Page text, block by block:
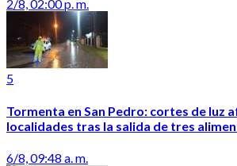
2/8, 02:00 p. m.
5
Tormenta en San Pedro: cortes de luz
localidades tras la salida de tres
6/8, 09:48 a. m.